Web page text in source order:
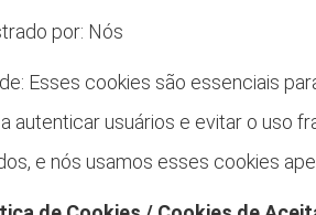
por: Nós
Esses cookies são essenciais
autenticar usuários e evitar o uso
e nós usamos esses cookies